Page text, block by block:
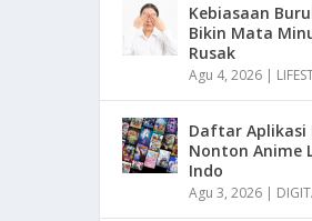
Kebiasaan
Bikin Mata
Rusak
Agu 4, 2026 |
Daftar Aplikasi
Nonton Anime
Indo
Agu 3, 2026 |